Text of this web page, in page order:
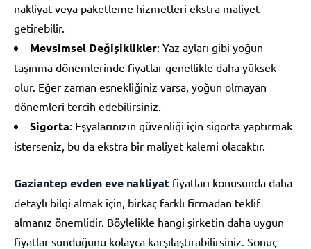
nakliyat veya paketleme hizmetleri ekstra maliyet
getirebilir.
Mevsimsel Değişiklikler: Yaz ayları gibi yoğun
taşınma dönemlerinde fiyatlar genellikle daha yüksek
olur. Eğer zaman esnekliğiniz varsa, yoğun olmayan
dönemleri tercih edebilirsiniz.
Sigorta: Eşyalarınızın güvenliği için sigorta yaptırmak
isterseniz, bu da ekstra bir maliyet kalemi olacaktır.
Gaziantep evden eve nakliyat fiyatları konusunda daha
detaylı bilgi almak için, birkaç farklı firmadan teklif
almanız önemlidir. Böylelikle hangi şirketin daha uygun
fiyatlar sunduğunu kolayca karşılaştırabilirsiniz. Sonuç